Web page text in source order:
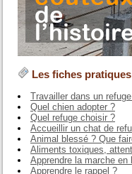
Les fiches pratiques
Travailler dans un
Quel chien adopter ?
Quel refuge choisir ?
Accueillir un chat de
Animal blessé ? Que
Aliments toxiques,
Apprendre la marche en
Apprendre le rappel ?